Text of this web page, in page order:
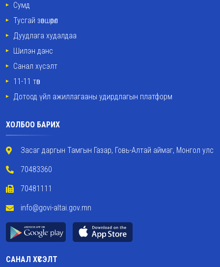
Сумд
Тусгай зөвшөөрөл
Дуудлага худалдаа
Шилэн данс
Санал хүсэлт
11-11 төв
Дотоод үйл ажиллагааны удирдлагын платформ
ХОЛБОО БАРИХ
Засаг даргын Тамгын Газар, Говь-Алтай аймаг, Монгол улс
70483360
70481111
info@govi-altai.gov.mn
САНАЛ ХҮСЭЛТ